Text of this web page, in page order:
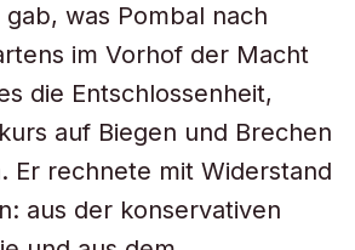
was Pombal nach
im Vorhof der Macht
die Entschlossenheit,
auf Biegen und Brechen
Er rechnete mit Widerstand
aus der konservativen